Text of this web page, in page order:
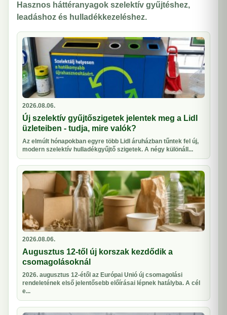
Hasznos háttéranyagok szelektív gyűjtéshez,
leadáshoz és hulladékkezeléshez.
2026.08.06.
Új szelektív gyűjtőszigetek jelentek meg a Lidl
üzleteiben - tudja, mire valók?
Az elmúlt hónapokban egyre több Lidl áruházban tűntek fel új,
modern szelektív hulladékgyűjtő szigetek. A négy különáll...
2026.08.06.
Augusztus 12-től új korszak kezdődik a
csomagolásoknál
2026. augusztus 12-étől az Európai Unió új csomagolási
rendeletének első jelentősebb előírásai lépnek hatályba. A cél
e...